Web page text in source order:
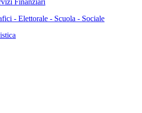
Finanziari
- Elettorale - Scuola - Sociale